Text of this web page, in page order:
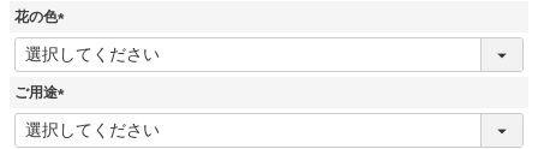
花の色
(
必
須
ご用途
(
必